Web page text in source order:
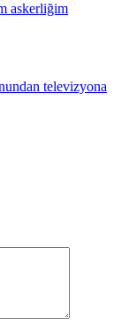
askerliğim
televizyona